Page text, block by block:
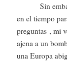
Sin
en el tiempo
preguntas-, mi
ajena a un
una Europa